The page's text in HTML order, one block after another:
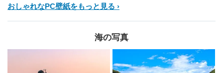
おしゃれなPC壁紙をもっと見る
海の写真